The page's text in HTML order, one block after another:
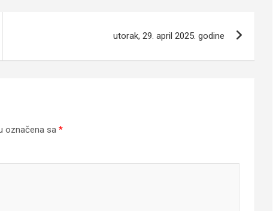
utorak, 29. april 2025. godine
označena sa *